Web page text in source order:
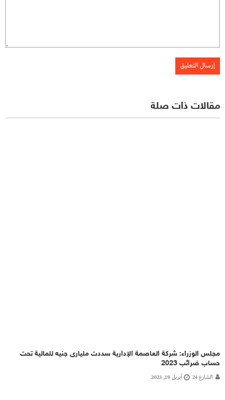
مقالات ذات صلة
مجلس الوزراء: شركة العاصمة الإدارية سددت مليارى جنيه للمالية تحت
حساب ضرائب 2023
الشارع 24 أبريل 19, 2023